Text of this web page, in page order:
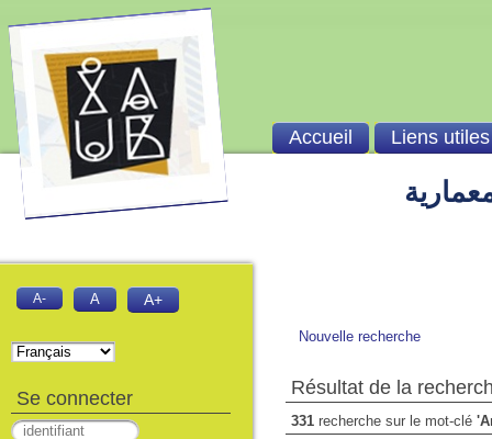
Nouvelle recherche
Résultat de la
331 recherche sur le mot-clé
Accueil Liens utiles
A- A A+
Se connecter